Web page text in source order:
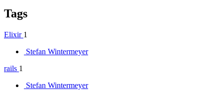
Tags
Elixir 1
Stefan Wintermeyer
rails 1
Stefan Wintermeyer